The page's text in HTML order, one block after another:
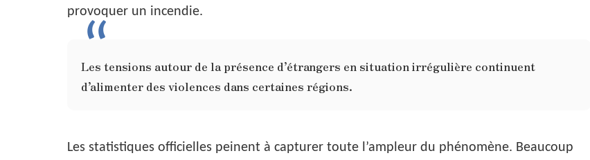
provoquer un incendie.
Les tensions autour de la présence d’étrangers en situation irrégulière continuent
d’alimenter des violences dans certaines régions.
Les statistiques officielles peinent à capturer toute l’ampleur du phénomène. Beaucoup